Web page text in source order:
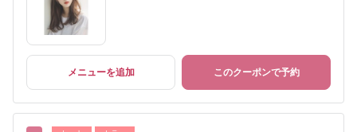
メニューを追加 このクーポンで予約